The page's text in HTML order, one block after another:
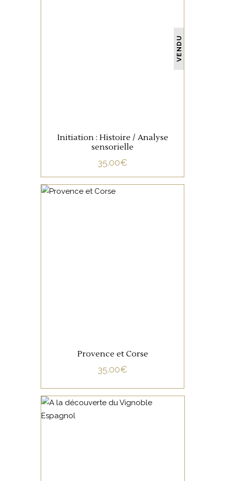
VENDU
Initiation : Histoire / Analyse
sensorielle
35.00€
Provence et Corse
35.00€